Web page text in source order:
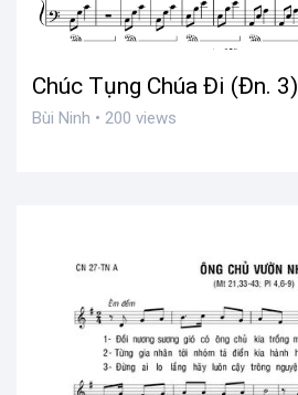
Chúc Tụng Chúa Đi (Đn. 3)
Bùi Ninh • 200 views